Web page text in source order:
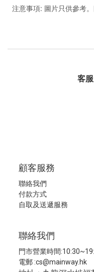
注意事項: 圖片只供參考
客
顧客服務
聯絡我們
付款方式
自取及送遞服務
聯絡我們
門市營業時間
電郵 :cs@mainway.hk